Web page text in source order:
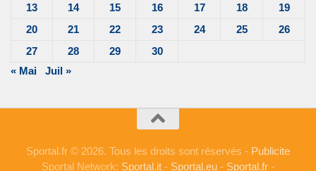
13
14 15 16 17 18
19
20
21 22 23 24 25
26
27
28 29
30
« Mai
Juil »
Sportal.fr © 2026. Tous les droits sont réservés - Publicite
Sportal Network: Sportal.it - Sportal.eu - Sportal.fr -